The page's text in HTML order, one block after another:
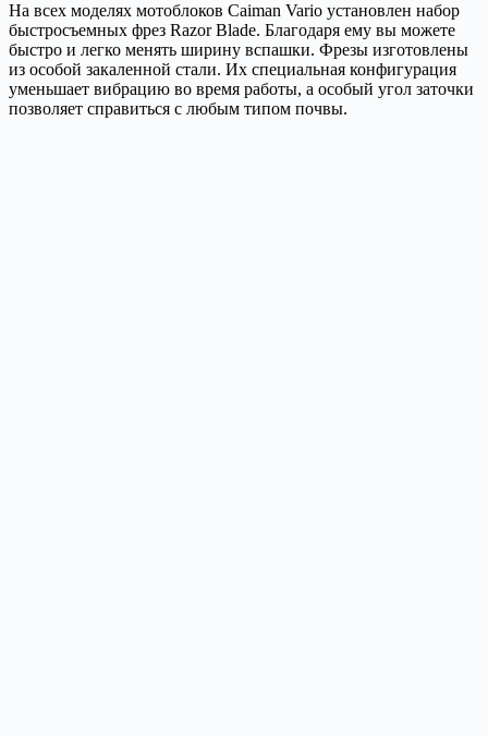
На всех моделях мотоблоков Caiman Vario установлен набор
быстросъемных фрез Razor Blade. Благодаря ему вы можете
быстро и легко менять ширину вспашки. Фрезы изготовлены
из особой закаленной стали. Их специальная конфигурация
уменьшает вибрацию во время работы, а особый угол заточки
позволяет справиться с любым типом почвы.